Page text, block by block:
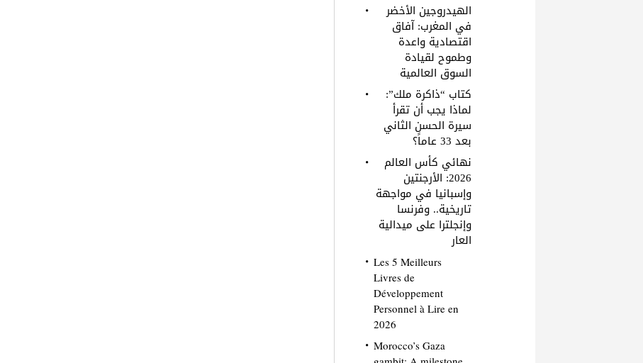
الهيدروجين الأخضر
في المغرب: آفاق
اقتصادية واعدة
وطموح لقيادة
السوق العالمية
كتاب “ذاكرة ملك”:
لماذا يجب أن تقرأ
سيرة الحسن الثاني
بعد 33 عاماً؟
نهائي كأس العالم
2026: الأرجنتين
وإسبانيا في مواجهة
تاريخية.. وفرنسا
وإنجلترا على ميدالية
العار
Les 5 Meilleurs
Livres de
Développement
Personnel à Lire en
2026
Morocco’s Gaza